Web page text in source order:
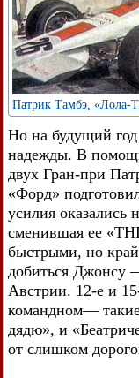
Патрик Тамбэ, «Лола-
Но на будущий год
надежды. В
двух Гран-при
«Форд»
усилия
сменившая ее
быстрыми, но
добиться Джонсу
Австрии. 12-е и
командном— такие
дядю», и
от слишком